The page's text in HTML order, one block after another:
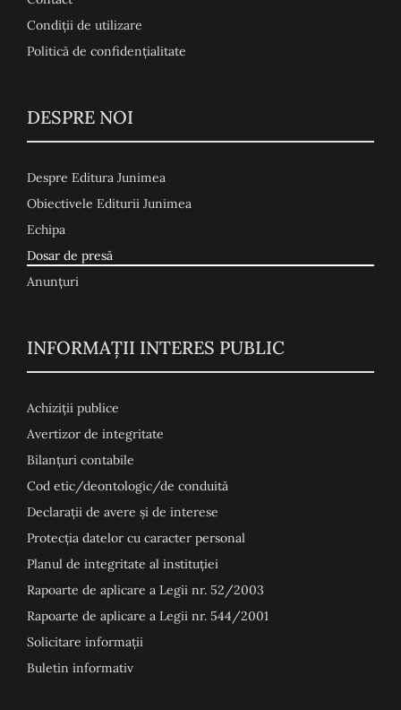
Condiţii de utilizare
Politică de confidențialitate
DESPRE NOI
Despre Editura Junimea
Obiectivele Editurii Junimea
Echipa
Dosar de presă
Anunţuri
INFORMAȚII INTERES PUBLIC
Achiziții publice
Avertizor de integritate
Bilanțuri contabile
Cod etic/deontologic/de conduită
Declarații de avere și de interese
Protecția datelor cu caracter personal
Planul de integritate al instituției
Rapoarte de aplicare a Legii nr. 52/2003
Rapoarte de aplicare a Legii nr. 544/2001
Solicitare informații
Buletin informativ